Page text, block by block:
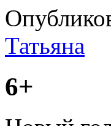
Татьяна
6+